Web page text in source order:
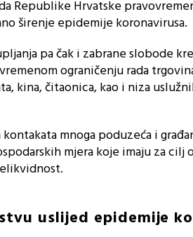
Republike Hrvatske
širenje epidemije koronavirusa.
pa čak i zabrane slobode
ograničenju rada
kina, čitaonica, kao i niza
mnoga poduzeća i
mjera koje imaju za cilj
uslijed epidemije